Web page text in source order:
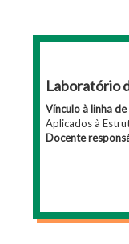
Laboratório
Vínculo à linha
Aplicados à
Docente